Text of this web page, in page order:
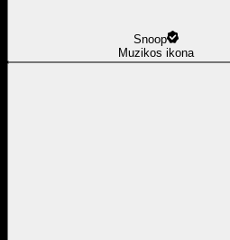
Snoop
Muzikos ikona